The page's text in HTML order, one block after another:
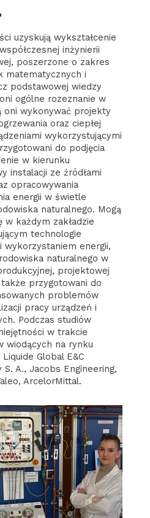
uzyskują wykształcenie
inżynierii
poszerzone o zakres
matematycznych i
podstawowej wiedzy
ogólne rozeznanie w
oni wykonywać projekty
oraz ciepłej
wykorzystującymi
do podjęcia
w kierunku
instalacji ze źródłami
opracowywania
energii w świetle
naturalnego. Mogą
każdym zakładzie
technologie
wykorzystaniem energii,
naturalnego w
projektowej
przygotowani do
problemów
pracy urządzeń i
Podczas studiów
w trakcie
wiodących na rynku
Global E&C
A., Jacobs Engineering,
ArcelorMittal.